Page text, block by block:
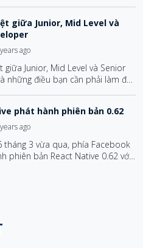
giữa Junior, Mid Level và
ago
giữa Junior, Mid Level và Senior
những điều bạn cần phải làm để
phát hành phiên bản 0.62
ago
tháng 3 vừa qua, phía Facebook
phiên bản React Native 0.62 với